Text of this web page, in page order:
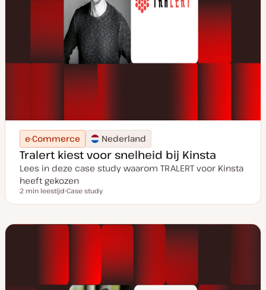
e-Commerce Nederland
Tralert kiest voor snelheid bij Kinsta
Lees in deze case study waarom TRALERT voor Kinsta
heeft gekozen
Leestijd
2 min leestijd
o
t
Case study